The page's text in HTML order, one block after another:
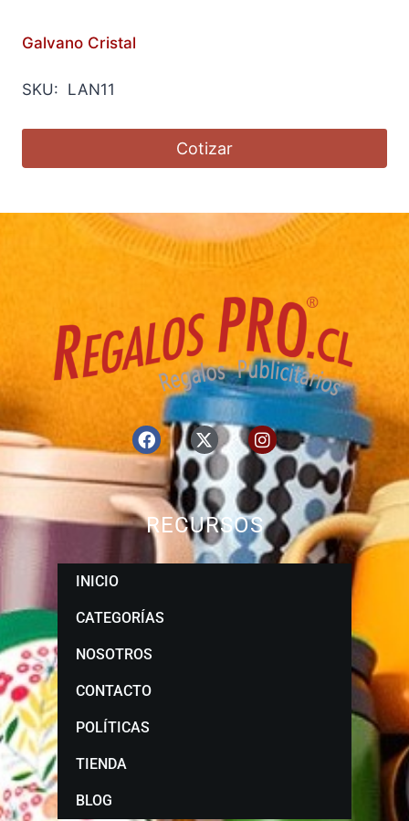
Galvano Cristal
SKU: LAN11
Cotizar
RECURSOS
INICIO
CATEGORÍAS
NOSOTROS
CONTACTO
POLÍTICAS
TIENDA
BLOG